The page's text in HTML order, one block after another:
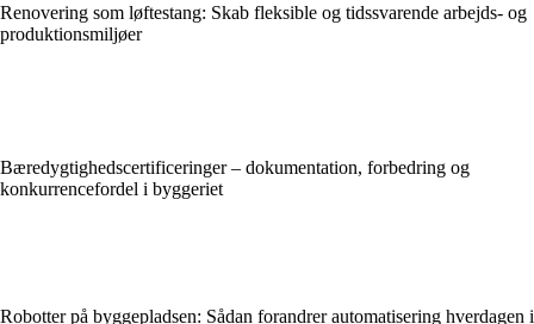
Renovering som løftestang: Skab fleksible og tidssvarende arbejds- og
produktionsmiljøer
Bæredygtighedscertificeringer – dokumentation, forbedring og
konkurrencefordel i byggeriet
Robotter på byggepladsen: Sådan forandrer automatisering hverdagen i